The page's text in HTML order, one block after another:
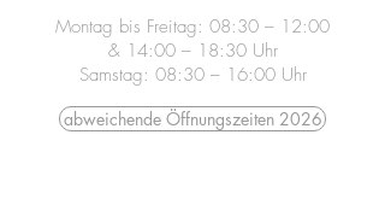
Montag bis Freitag: 08:30 – 12:00
& 14:00 – 18:30 Uhr
Samstag: 08:30 – 16:00 Uhr
abweichende Öffnungszeiten 2026